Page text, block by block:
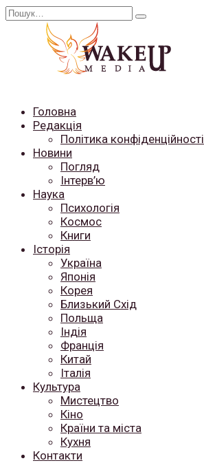
Перейти
Search
Головна
Редакція
Політика конфіденційності
Новини
Погляд
Інтерв’ю
Наука
Психологія
Космос
Книги
Історія
Україна
Японія
Корея
Близький Схід
Польща
Індія
Франція
Китай
Італія
Культура
Мистецтво
Кіно
Країни та міста
Кухня
Контакти